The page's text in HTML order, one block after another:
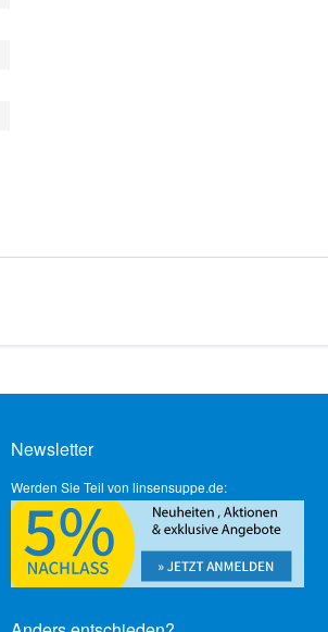
Newsletter
Werden Sie Teil von linsensuppe.de: